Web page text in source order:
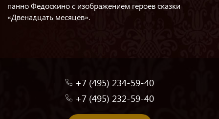
панно Федоскино с изображением героев сказки
«Двенадцать месяцев».
+7 (495) 234-59-40
+7 (495) 232-59-40